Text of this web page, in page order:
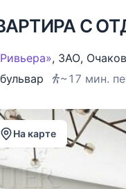
С
, ЗАО,
~17 мин.
На карте